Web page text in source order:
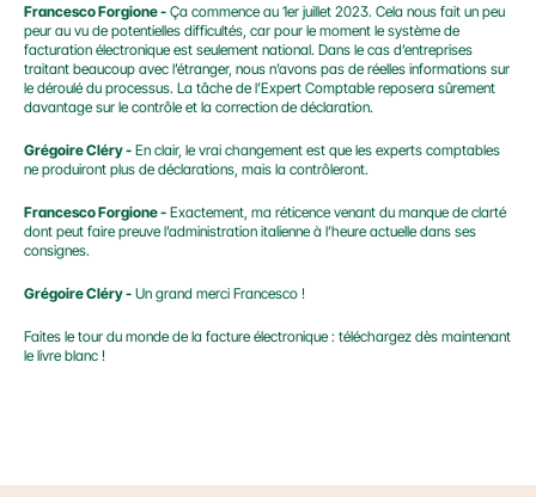
Francesco Forgione - Ça commence au 1er juillet 2023. Cela nous fait un peu
peur au vu de potentielles difficultés, car pour le moment le système de
facturation électronique est seulement national. Dans le cas d’entreprises
traitant beaucoup avec l’étranger, nous n’avons pas de réelles informations sur
le déroulé du processus. La tâche de l’Expert Comptable reposera sûrement
davantage sur le contrôle et la correction de déclaration.
Grégoire Cléry - En clair, le vrai changement est que les experts comptables
ne produiront plus de déclarations, mais la contrôleront.
Francesco Forgione - Exactement, ma réticence venant du manque de clarté
dont peut faire preuve l’administration italienne à l’heure actuelle dans ses
consignes.
Grégoire Cléry - Un grand merci Francesco !
Faites le tour du monde de la facture électronique : téléchargez dès maintenant
le livre blanc !